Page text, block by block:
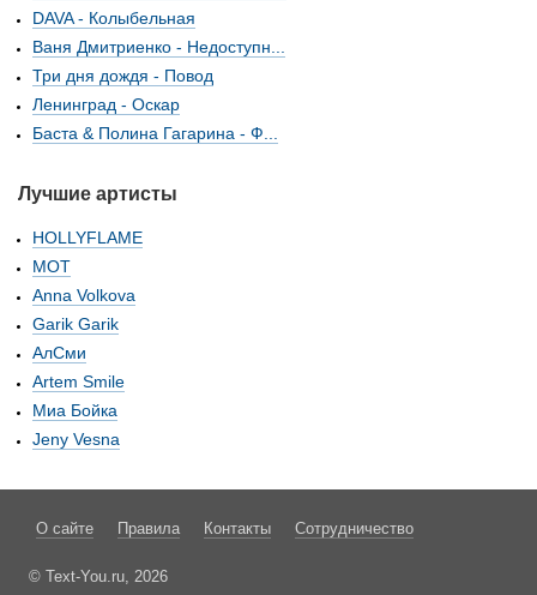
DAVA - Колыбельная
Ваня Дмитриенко - Недоступн...
Три дня дождя - Повод
Ленинград - Оскар
Баста & Полина Гагарина - Ф...
Лучшие артисты
HOLLYFLAME
МОТ
Anna Volkova
Garik Garik
АлСми
Artem Smile
Миа Бойка
Jeny Vesna
О сайте Правила Контакты Сотрудничество
© Text-You.ru, 2026